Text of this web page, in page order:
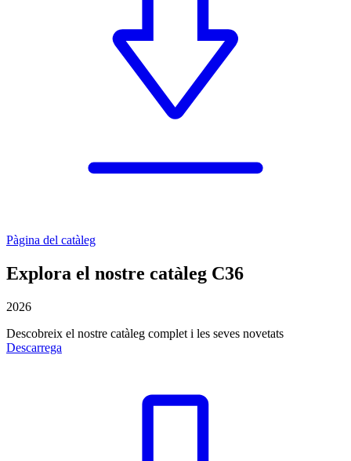
Pàgina del catàleg
Explora el nostre catàleg C36
2026
Descobreix el nostre catàleg complet i les seves novetats
Descarrega